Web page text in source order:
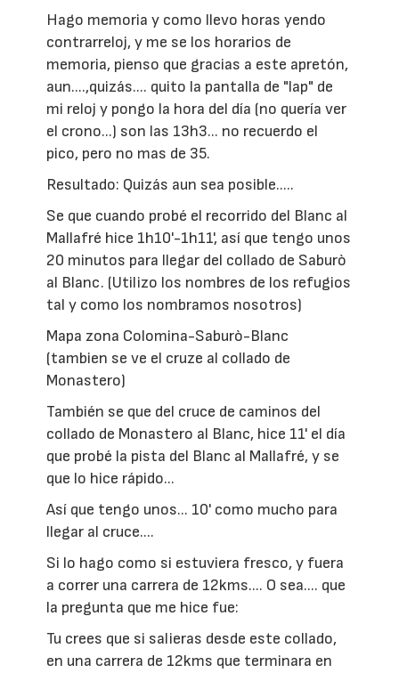
Hago memoria y como llevo horas yendo
contrarreloj, y me se los horarios de
memoria, pienso que gracias a este apretón,
aun....,quizás.... quito la pantalla de "lap" de
mi reloj y pongo la hora del día (no quería ver
el crono...) son las 13h3... no recuerdo el
pico, pero no mas de 35.
Resultado: Quizás aun sea posible.....
Se que cuando probé el recorrido del Blanc al
Mallafré hice 1h10'-1h11', así que tengo unos
20 minutos para llegar del collado de Saburò
al Blanc. (Utilizo los nombres de los refugios
tal y como los nombramos nosotros)
Mapa zona Colomina-Saburò-Blanc
(tambien se ve el cruze al collado de
Monastero)
También se que del cruce de caminos del
collado de Monastero al Blanc, hice 11' el día
que probé la pista del Blanc al Mallafré, y se
que lo hice rápido...
Así que tengo unos... 10' como mucho para
llegar al cruce....
Si lo hago como si estuviera fresco, y fuera
a correr una carrera de 12kms.... O sea.... que
la pregunta que me hice fue:
Tu crees que si salieras desde este collado,
en una carrera de 12kms que terminara en